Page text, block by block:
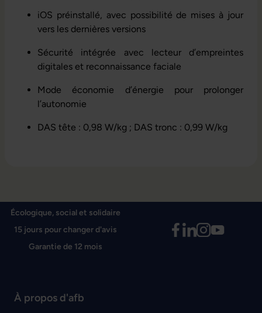
iOS préinstallé, avec possibilité de mises à jour
vers les dernières versions
Sécurité intégrée avec lecteur d’empreintes
digitales et reconnaissance faciale
Mode économie d’énergie pour prolonger
l’autonomie
DAS tête : 0,98 W/kg ; DAS tronc : 0,99 W/kg
Écologique, social et solidaire
15 jours pour changer d'avis
Garantie de 12 mois
À propos d'afb